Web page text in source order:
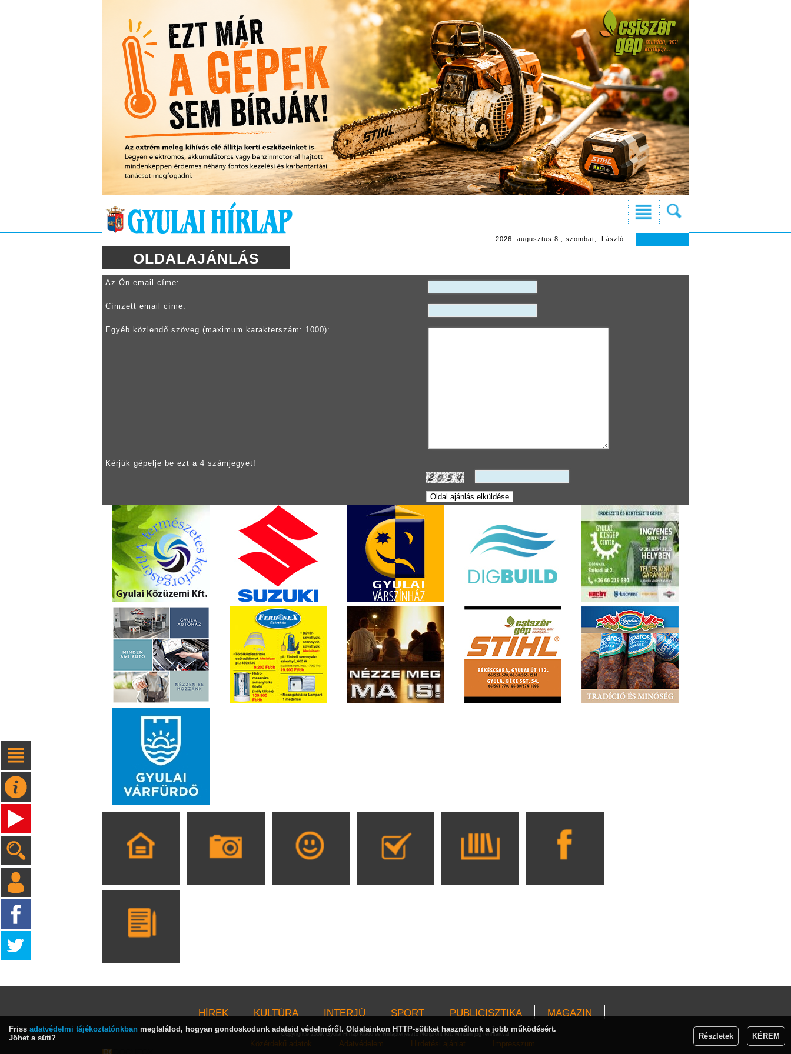
2026. augusztus 8., szombat, László
OLDALAJÁNLÁS
Az Ön email címe:
Címzett email címe:
Egyéb közlendő szöveg (maximum karakterszám: 1000):
Kérjük gépelje be ezt a 4 számjegyet!
HÍREK KULTÚRA INTERJÚ SPORT PUBLICISZTIKA MAGAZIN
Copyright© 2009, Gyulai Hírlap Kiadó és Hírlapterjesztő Nonprofit Kft. Minden jog fenntartva!
Közérdekű adatok Adatvédelem Hirdetési ajánlat Impresszum
Friss adatvédelmi tájékoztatónkban megtalálod, hogyan gondoskodunk adataid védelméről. Oldalainkon HTTP-sütiket használunk a jobb működésért.
Jöhet a süti?
Részletek KÉREM